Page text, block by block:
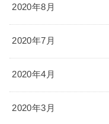
2020年8月
2020年7月
2020年4月
2020年3月